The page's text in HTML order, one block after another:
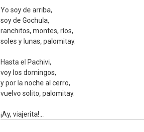
Yo soy de arriba,
soy de Gochula,
ranchitos, montes, ríos,
soles y lunas, palomitay.
Hasta el Pachivi,
voy los domingos,
y por la noche al cerro,
vuelvo solito, palomitay.
¡Ay, viajerita!...